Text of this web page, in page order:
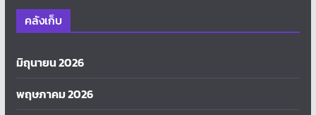
คลังเก็บ
มิถุนายน 2026
พฤษภาคม 2026